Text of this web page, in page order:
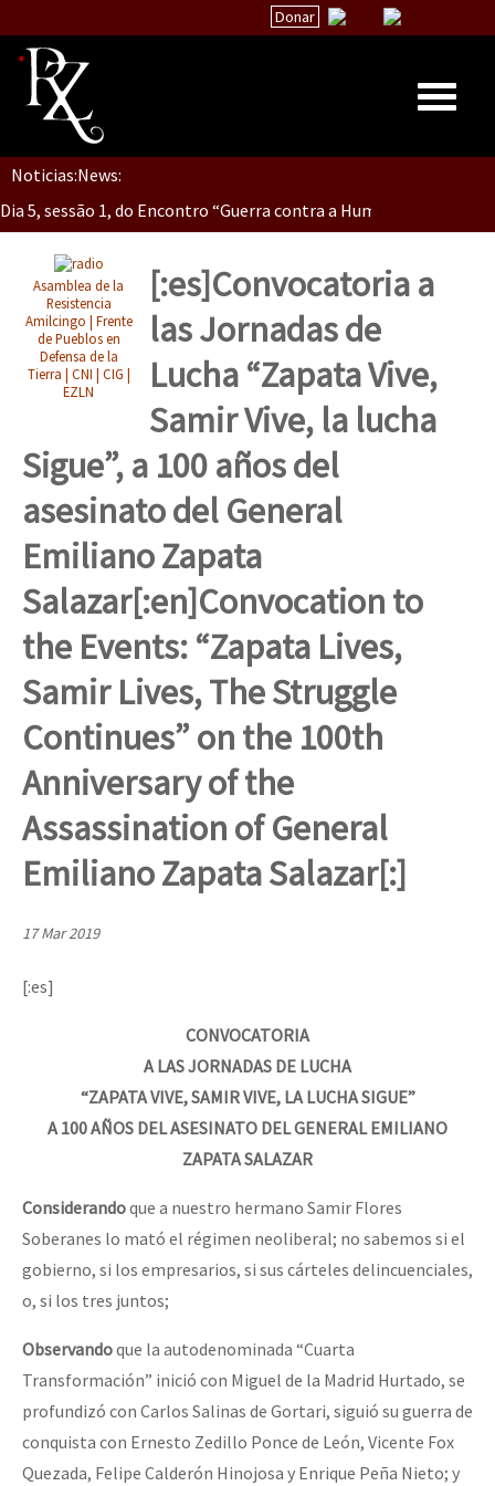
Donar
Inicio
Quiénes Somos
La palabra del EZLN
Encuentros
TEMAS
Chiapas
Latinoamérica
Mundo
EZLN
La Sexta
AutonomÍa y Resistencia
Megaproyectos
Migración
Niñxs
ETIQUETAS
MULTIMEDIA
Otras secciones
Semillero Guerra contra la Humanidad. (Las poblaciones y
Libros para descargar
Medios Libres
COVID-19
Eventos
Contacto
Noticias:News:
Dia 5, Sessão 2, Encontro “Guerra contra la Humanidad”
Dia 5, sessão 1, do Encontro “Guerra contra a Humanidade”(As
Dia 4 – Encontro “Guerra contra a Humanidade” (As populações
Dia 3 do Encontro “Guerra contra a Humanidade”
Dia 2 do Encontro “Guerra contra a Humanidad”
Dia 1: Encontro “Guerra contra a Humanidade”
[CDMX – 20 julio] Jornadas globales por la libertad de Jesús
“Sonhando a Terra do Bem Virá” se publica no Estado Espanhol
Se o México sabe, que o mundo saiba! Nossas lutas pela
Asamblea de la
Resistencia
Amilcingo | Frente
de Pueblos en
Defensa de la
Tierra | CNI | CIG |
EZLN
[:es]Convocatoria a
las Jornadas de
Lucha “Zapata Vive,
Samir Vive, la lucha
Sigue”, a 100 años del
asesinato del General
Emiliano Zapata
Salazar[:en]Convocation to
the Events: “Zapata Lives,
Samir Lives, The Struggle
Continues” on the 100th
Anniversary of the
Assassination of General
Emiliano Zapata Salazar[:]
17 Mar 2019
[:es]
CONVOCATORIA
A LAS JORNADAS DE LUCHA
“ZAPATA VIVE, SAMIR VIVE, LA LUCHA SIGUE”
A 100 AÑOS DEL ASESINATO DEL GENERAL EMILIANO
ZAPATA SALAZAR
Considerandoque a nuestro hermano Samir Flores
Soberanes lo mató el régimen neoliberal; no sabemos si el
gobierno, si los empresarios, si sus cárteles delincuenciales,
o, si los tres juntos;
Observandoque la autodenominada “Cuarta
Transformación” inició con Miguel de la Madrid Hurtado, se
profundizó con Carlos Salinas de Gortari, siguió su guerra de
conquista con Ernesto Zedillo Ponce de León, Vicente Fox
Quezada, Felipe Calderón Hinojosa y Enrique Peña Nieto; y